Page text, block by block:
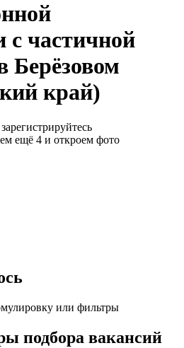
с частичной
Берёзовом
край)
ещё 4 и откроем фото
или фильтры
подбора вакансий